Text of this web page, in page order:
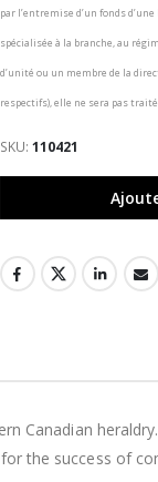
par l’entremise d’un fonds
spécialisée à la branche, au
d’unité ou un membre de la
respectifs), elle ne sera pas
SKU 110421
Canadian
the success of